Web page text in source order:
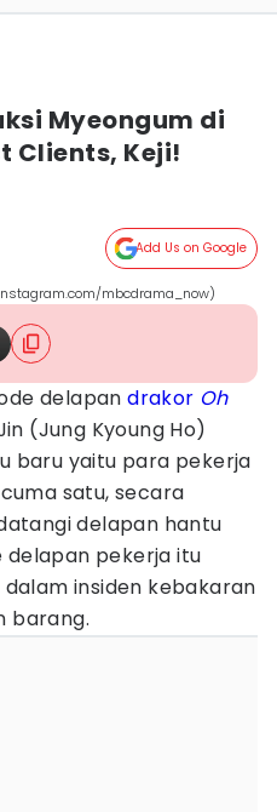
Myeongum di
Clients, Keji!
Add Us on Google
mbcdrama_now)
delapandrakor Oh
(Jung Kyoung Ho)
baru yaitu para pekerja
satu, secara
delapan hantu
delapan pekerja itu
insiden kebakaran
barang.